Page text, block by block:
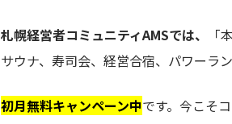
札幌経営者コミュニティAMSでは、
「
サウナ、寿司会、経営合宿、パワーラ
初月無料キャンペーン中です。今こそ